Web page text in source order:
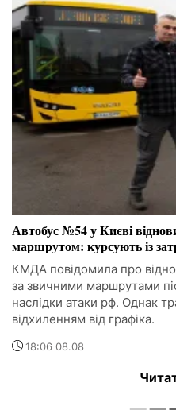
Автобус №54 у Києві
маршрутом: курсують із
КМДА повідомила про
за звичними маршрутами
наслідки атаки рф. Однак
відхиленням від графіка.
18:06 08.08